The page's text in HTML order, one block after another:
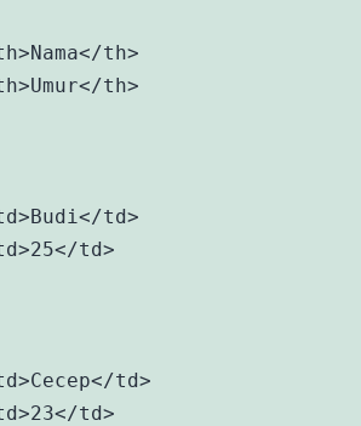
th>
th>
td>
td>
td>
td>